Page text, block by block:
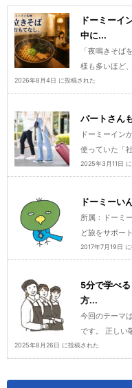
ドーミーイ
中に...
「夜鳴きそば
様も多いほど
2026年8月4日 に投稿された
パートさん
ドーミーイン
使っていた「
2025年3月11日
ドーミーい
所属：ドーミ
ど旅をサポー
2017年7月19日
5分で学べ
方...
今回のテーマ
です。 正しい
2025年8月26日 に投稿された